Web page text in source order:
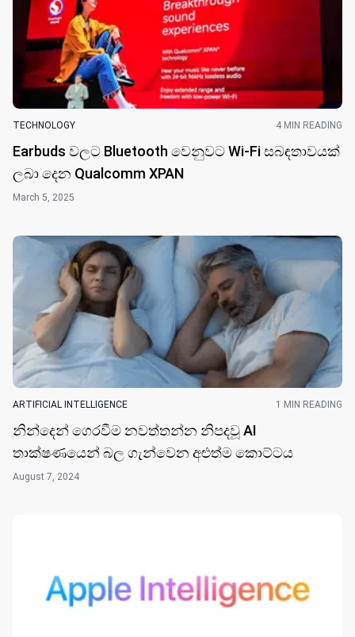
TECHNOLOGY 4 MIN READING
Earbuds වල​ට Bluetooth වෙනුවට Wi-Fi සබඳතාවයක්
ලබා දෙන Qualcomm XPAN
March 5, 2025
ARTIFICIAL INTELLIGENCE 1 MIN READING
නින්දෙ​න් ගෙරවීම නවත්තන්න නිපදවූ AI
තාක්ෂණයෙන් බල ගැන්වෙන අළුත්ම කොට්ට​ය
August 7, 2024